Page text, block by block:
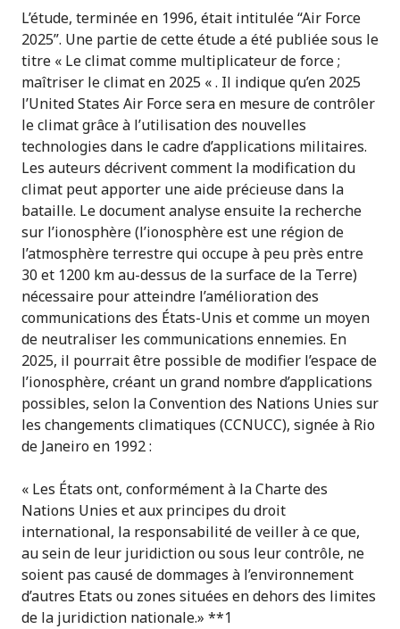
L’étude, terminée en 1996, était intitulée “Air Force
2025”. Une partie de cette étude a été publiée sous le
titre « Le climat comme multiplicateur de force ;
maîtriser le climat en 2025 « . Il indique qu’en 2025
l’United States Air Force sera en mesure de contrôler
le climat grâce à l’utilisation des nouvelles
technologies dans le cadre d’applications militaires.
Les auteurs décrivent comment la modification du
climat peut apporter une aide précieuse dans la
bataille. Le document analyse ensuite la recherche
sur l’ionosphère (l’ionosphère est une région de
l’atmosphère terrestre qui occupe à peu près entre
30 et 1200 km au-dessus de la surface de la Terre)
nécessaire pour atteindre l’amélioration des
communications des États-Unis et comme un moyen
de neutraliser les communications ennemies. En
2025, il pourrait être possible de modifier l’espace de
l’ionosphère, créant un grand nombre d’applications
possibles, selon la Convention des Nations Unies sur
les changements climatiques (CCNUCC), signée à Rio
de Janeiro en 1992 :
« Les États ont, conformément à la Charte des
Nations Unies et aux principes du droit
international, la responsabilité de veiller à ce que,
au sein de leur juridiction ou sous leur contrôle, ne
soient pas causé de dommages à l’environnement
d’autres Etats ou zones situées en dehors des limites
de la juridiction nationale.» **1